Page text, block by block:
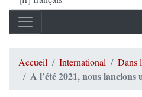
Accueil International Dans
A l’été 2021, nous lancions